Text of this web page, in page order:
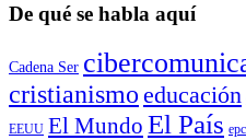
De qué se habla aquí
Cadena Ser
cristianismo educación
EEUU El Mundo El País epc